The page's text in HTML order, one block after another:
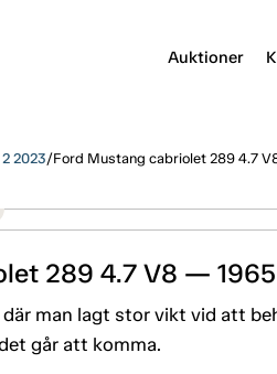
Auktioner
2023/Ford Mustang cabriolet 289 4.7
289 4.7 V8 — 1965
man lagt stor vikt vid att
går att komma.